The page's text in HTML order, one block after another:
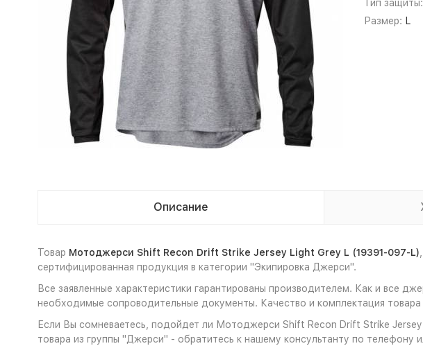
Тип защиты:
Размер: L
Описание
Товар Мотоджерси Shift Recon Drift Strike Jersey Light Grey L (19391-097-L)
сертифицированная продукция в категории "Экипировка Джерси".
Все заявленные характеристики гарантированы производителем. Как и все
необходимые сопроводительные документы. Качество и комплектация
Если Вы сомневаетесь, подойдет ли Мотоджерси Shift Recon Drift Strike
товара из группы "Джерси" - обратитесь к нашему консультанту по телефону